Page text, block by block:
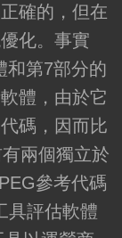
確的，但在
化。事實
和第7部分的
體，由於它
碼，因而比
兩個獨立於
參考代碼
具評估軟體